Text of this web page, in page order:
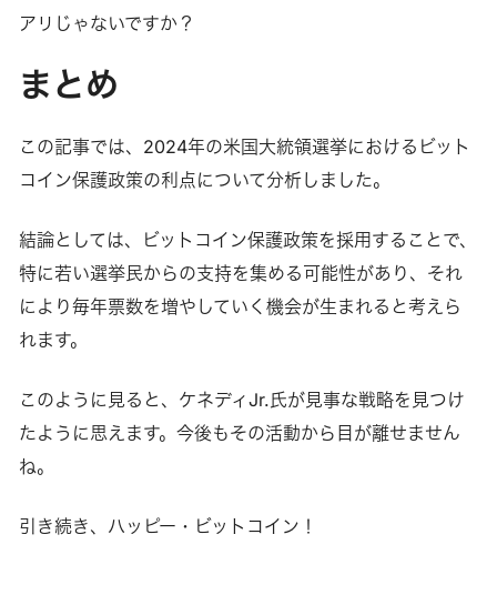
アリじゃないですか？
まとめ
この記事では、2024年の米国大統領選挙におけるビット
コイン保護政策の利点について分析しました。
結論としては、ビットコイン保護政策を採用することで、
特に若い選挙民からの支持を集める可能性があり、それ
により毎年票数を増やしていく機会が生まれると考えら
れます。
このように見ると、ケネディJr.氏が見事な戦略を見つけ
たように思えます。今後もその活動から目が離せません
ね。
引き続き、ハッピー・ビットコイン！